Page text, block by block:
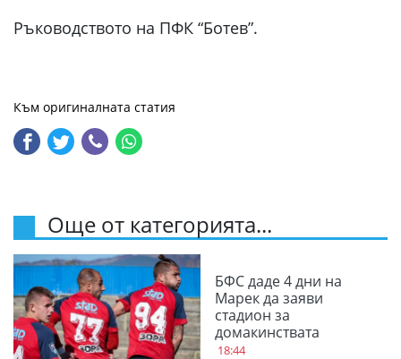
Ръководството на ПФК “Ботев”.
Към оригиналната статия
Още от категорията...
БФС даде 4 дни на
Марек да заяви
стадион за
домакинствата
18:44